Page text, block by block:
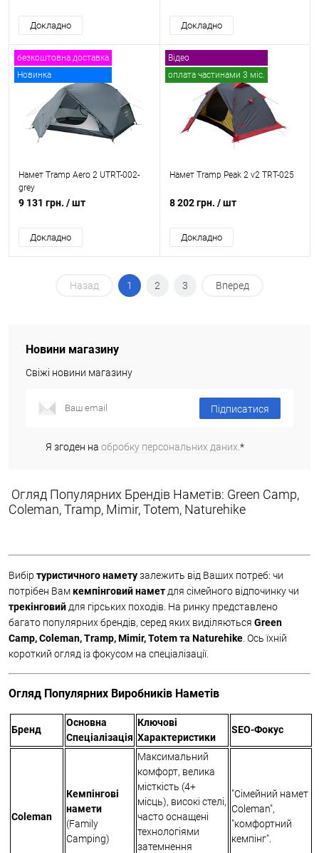
Докладно Докладно
безкоштовна доставка
Новинка
Намет Tramp Aero 2 UTRT-002-
grey
9 131 грн. / шт
Докладно
Відео
оплата частинами 3 міс.
безкоштовна доставка
Намет Tramp Peak 2 v2 TRT-025
8 202 грн. / шт
Докладно
Назад 1 2 3 Вперед
Новини магазину
Свіжі новини магазину
Підписатися
Я згоден на обробку персональних даних.*
Огляд Популярних Брендів Наметів: Green Camp,
Coleman, Tramp, Mimir, Totem, Naturehike
Вибір туристичного наметузалежить від Ваших потреб: чи
потрібен Вамкемпінговий намет для сімейного відпочинку чи
трекінговий для гірських походів. На ринку представлено
багато популярних брендів, серед яких виділяються Green
Camp, Coleman, Tramp, Mimir, Totem та Naturehike . Ось їхній
короткий огляд із фокусом на спеціалізації.
Огляд Популярних Виробників Наметів
Бренд
Основна
Спеціалізація
Ключові
Характеристики
SEO-Фокус
Coleman
Кемпінгові
намети
(Family
Camping)
Максимальний
комфорт, велика
місткість (4+
місць), високі стелі,
часто оснащені
технологіями
затемнення
"Сімейний намет
Coleman",
"комфортний
кемпінг".